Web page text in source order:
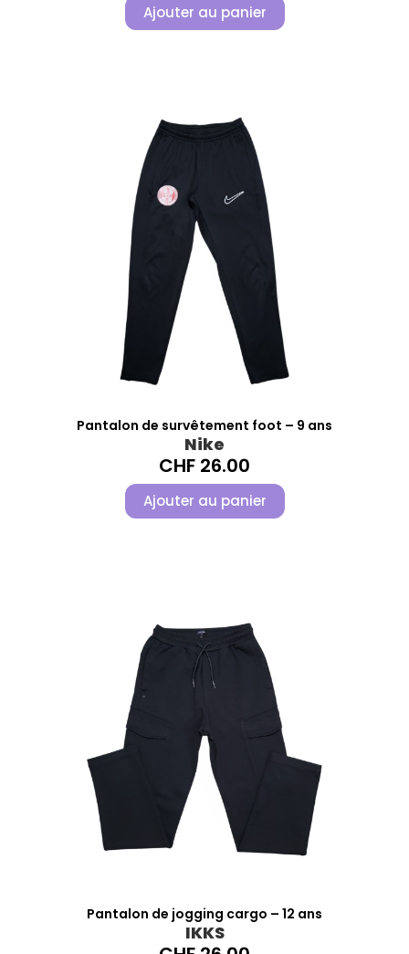
Ajouter au panier
Pantalon de survêtement foot – 9 ans
Nike
CHF 26.00
Ajouter au panier
Pantalon de jogging cargo – 12 ans
IKKS